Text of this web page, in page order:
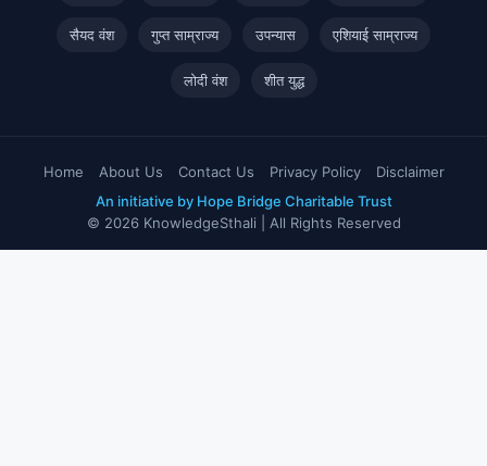
सैयद वंश गुप्त साम्राज्य उपन्यास एशियाई साम्राज्य
लोदी वंश शीत युद्ध
Home About Us Contact Us Privacy Policy
Disclaimer
An initiative by Hope Bridge Charitable Trust
© 2026 KnowledgeSthali | All Rights Reserved